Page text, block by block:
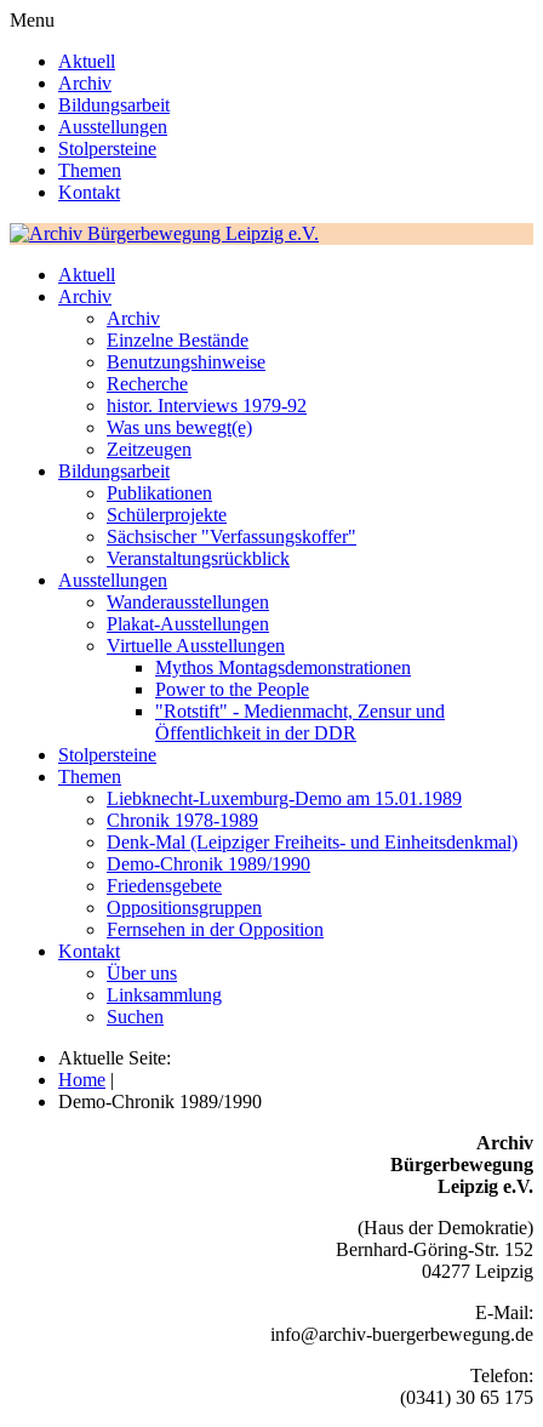
Menu
Aktuell
Archiv
Bildungsarbeit
Ausstellungen
Stolpersteine
Themen
Kontakt
Aktuell
Archiv
Archiv
Einzelne Bestände
Benutzungshinweise
Recherche
histor. Interviews 1979-92
Was uns bewegt(e)
Zeitzeugen
Bildungsarbeit
Publikationen
Schülerprojekte
Sächsischer "Verfassungskoffer"
Veranstaltungsrückblick
Ausstellungen
Wanderausstellungen
Plakat-Ausstellungen
Virtuelle Ausstellungen
Mythos Montagsdemonstrationen
Power to the People
"Rotstift" - Medienmacht, Zensur und
Öffentlichkeit in der DDR
Stolpersteine
Themen
Liebknecht-Luxemburg-Demo am 15.01.1989
Chronik 1978-1989
Denk-Mal (Leipziger Freiheits- und Einheitsdenkmal)
Demo-Chronik 1989/1990
Friedensgebete
Oppositionsgruppen
Fernsehen in der Opposition
Kontakt
Über uns
Linksammlung
Suchen
Aktuelle Seite:
Home |
Demo-Chronik 1989/1990
Archiv
Bürgerbewegung
Leipzig e.V.
(Haus der Demokratie)
Bernhard-Göring-Str. 152
04277 Leipzig
E-Mail:
info@archiv-buergerbewegung.de
Telefon:
(0341) 30 65 175